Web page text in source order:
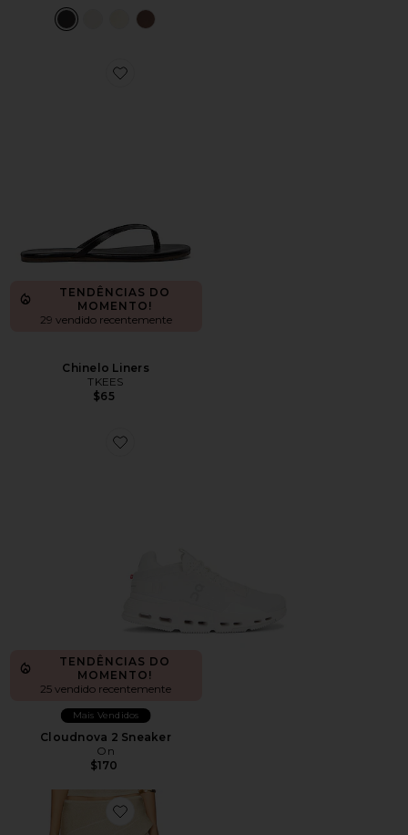
Favorite Chinelo Liners
TENDÊNCIAS DO
MOMENTO!
29 vendido recentemente
Chinelo Liners
TKEES
$65
Favorite Cloudnova 2 Sneaker
TENDÊNCIAS DO
MOMENTO!
25 vendido recentemente
Mais Vendidos
Cloudnova 2 Sneaker
On
$170
Favorite Palisades Mini Skirt